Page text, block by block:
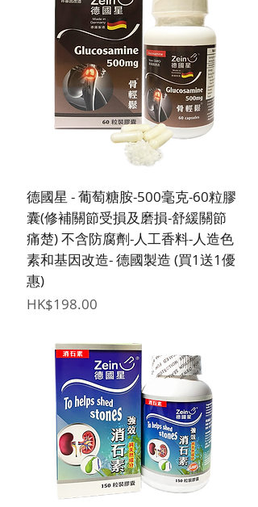
德國星 - 葡萄糖胺-500毫克-60粒膠
囊(修補關節受損及磨損-舒緩關節
痛楚) 不含防腐劑-人工香料-人造色
素和基因改造- 德國製造 (買1送1優
惠)
價格
HK$198.00